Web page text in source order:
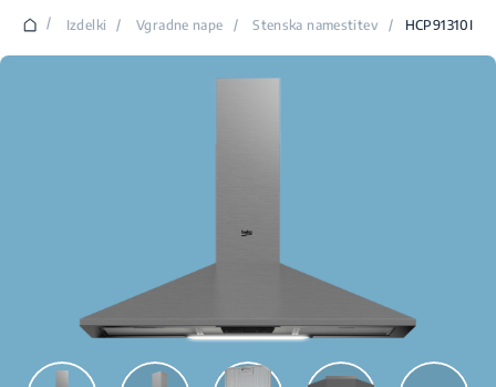
/ Izdelki / Vgradne nape / Stenska namestitev / HCP91310I